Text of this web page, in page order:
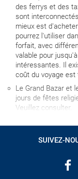
des ferrys et des
sont
mieux est
pourrez l'utiliser
forfait, avec
valable pour
intéressantes. Il
coût du voyage est
Le Grand Bazar et
jours de fêtes
Veuillez consulter.
un canapé-lit pour
de confort que
son usage dans la
L'heure d'entrée à
SUIVEZ-